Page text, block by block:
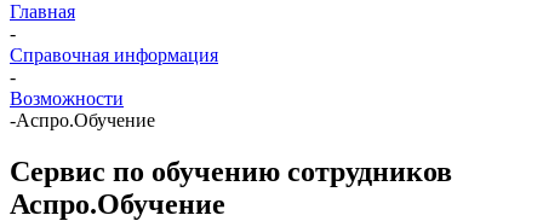
Главная
-
Справочная информация
-
Возможности
-Аспро.Обучение
Сервис по обучению сотрудников
Аспро.Обучение